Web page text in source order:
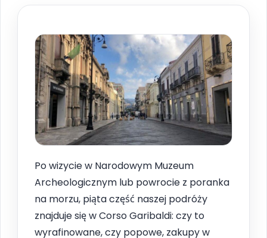
Po wizycie w Narodowym Muzeum
Archeologicznym lub powrocie z poranka
na morzu, piąta część naszej podróży
znajduje się w Corso Garibaldi: czy to
wyrafinowane, czy popowe, zakupy w